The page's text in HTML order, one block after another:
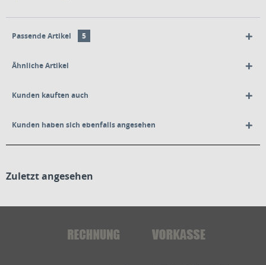
Passende Artikel 5
Ähnliche Artikel
Kunden kauften auch
Kunden haben sich ebenfalls angesehen
Zuletzt angesehen